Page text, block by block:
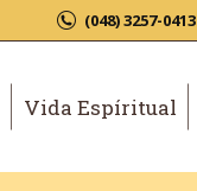
(048) 3257-0413
Vida Espíritual